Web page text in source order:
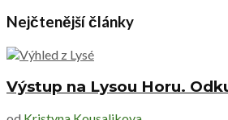
Nejčtenější články
Výstup na Lysou Horu.